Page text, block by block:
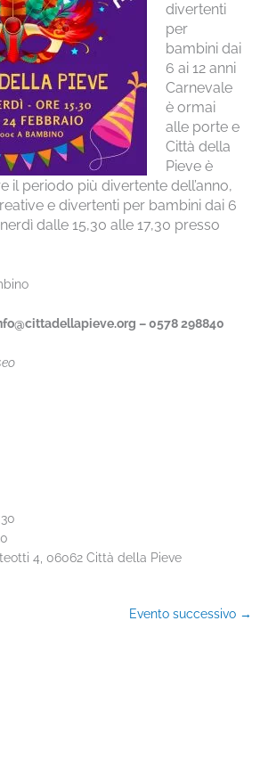
divertenti
per
bambini dai
6 ai 12 anni
Carnevale
è ormai
alle porte e
Città della
Pieve è
il periodo più divertente dell’anno,
e divertenti per bambini dai 6
dalle 15,30 alle 17,30 presso
– 0578 298840
4, 06062 Città della Pieve
Evento successivo →